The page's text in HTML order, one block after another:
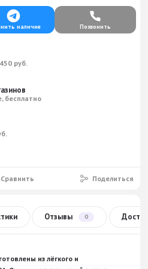
наличие Позвонить
руб.
бесплатно
Сравнить Поделиться
Отзывы 0
из лёгкого и